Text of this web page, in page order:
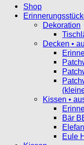
Shop
Dekoration
Decken •
Kissen •
Bär
Eule